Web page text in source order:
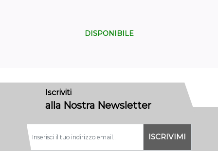
DISPONIBILE
Iscriviti
alla Nostra Newsletter